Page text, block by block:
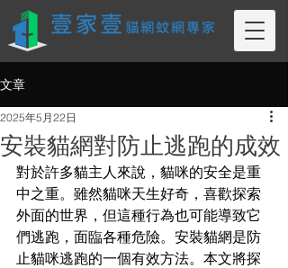
文章
安裝貓網對防止逃跑的成效
2025年5月22日
對於許多貓主人來說，貓咪的安全是重
中之重。雖然貓咪天生好奇，喜歡探索
外面的世界，但這種行為也可能導致它
們逃跑，面臨各種危險。安裝貓網是防
止貓咪逃跑的一個有效方法。本文將探